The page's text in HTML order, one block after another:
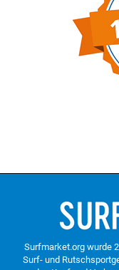
Surfmarket.org wurde
Surf- und